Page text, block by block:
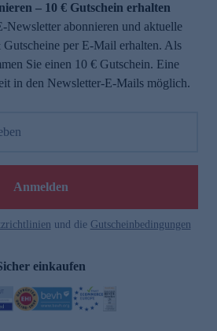
– 10 € Gutschein erhalten
Newsletter abonnieren und aktuelle
per E-Mail erhalten. Als
Sie einen 10 € Gutschein. Eine
in den Newsletter-E-Mails möglich.
Anmelden
und die Gutscheinbedingungen
einkaufen